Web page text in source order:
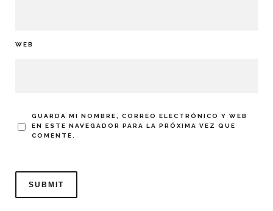
WEB
GUARDA MI NOMBRE, CORREO ELECTRÓNICO Y WEB
EN ESTE NAVEGADOR PARA LA PRÓXIMA VEZ QUE
COMENTE.